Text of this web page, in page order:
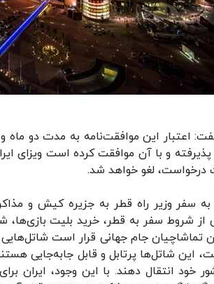
گفت: اعتبار این موافقت‌نامه به مدت دو
پذیرفته و با آن موافقت کرده است ویزای
لغو خواهد شد.
به سفر وزیر راه قطر به جزیره کیش و
یکی از شروط سفر به قطر، خرید بلیت
جام جهانی قرار است شاتل‌هایی
این شاتل‌ها پرتابل و قابل جابه‌جایی
خود انتقال دهند. با این وجود، ایران